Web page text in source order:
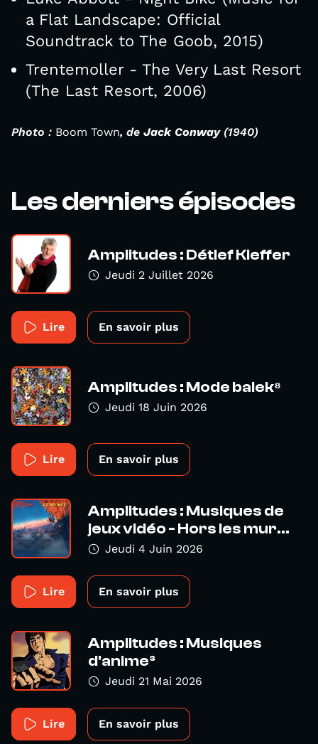
a Flat Landscape: Official
Soundtrack to The Goob, 2015)
Trentemoller - The Very Last Resort
(The Last Resort, 2006)
Photo : Boom Town, de Jack Conway(1940)
Les derniers épisodes
Amplitudes : Détlef Kieffer
Jeudi 2 Juillet 2026
Lire En savoir plus
Amplitudes : Mode balek⁸
Jeudi 18 Juin 2026
Lire En savoir plus
Amplitudes : Musiques de
jeux vidéo - Hors les mur...
Jeudi 4 Juin 2026
Lire En savoir plus
Amplitudes : Musiques
d'anime³
Jeudi 21 Mai 2026
Lire En savoir plus